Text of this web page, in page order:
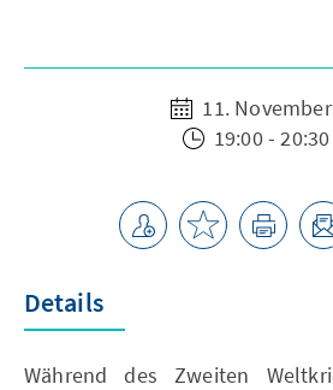
11.
19:00 -
Details
Während des Zweiten